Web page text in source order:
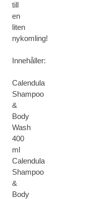
till
en
liten
nykomling!
Innehåller:
Calendula
Shampoo
&
Body
Wash
400
ml
Calendula
Shampoo
&
Body